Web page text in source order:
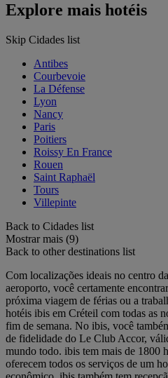
Explore mais hotéis
Skip Cidades list
Antibes
Courbevoie
La Défense
Lyon
Nancy
Paris
Poitiers
Roissy En France
Rouen
Saint Raphaël
Tours
Villepinte
Back to Cidades list
Mostrar mais (9)
Back to other destinations list
Com localizações ideais no centro
aeroporto, você certamente
próxima viagem de férias ou a
hotéis ibis em Créteil com todas as
fim de semana. No ibis, você
de fidelidade do Le Club Accor,
mundo todo. ibis tem mais de 1800
oferecem todos os serviços de um